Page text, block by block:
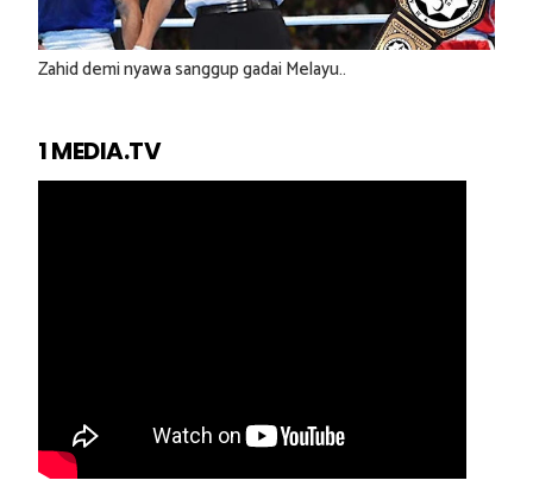
Zahid demi nyawa sanggup gadai Melayu..
1 MEDIA.TV